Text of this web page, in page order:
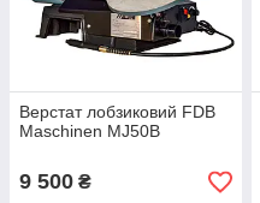
Верстат лобзиковий FDB
Maschinen MJ50B
9 500 ₴